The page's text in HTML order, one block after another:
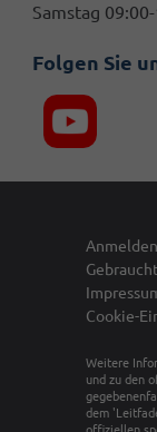
Samstag
Folgen Sie
Anmelden
Cookie-
Weitere
und zu den
dem